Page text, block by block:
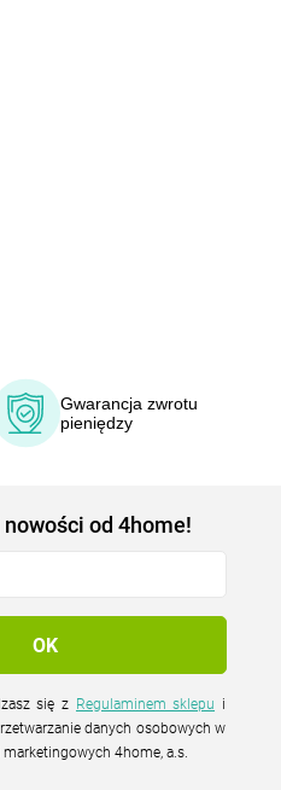
Gwarancja zwrotu
pieniędzy
od 4home!
się z Regulaminem sklepu
danych osobowych w
4home, a.s.